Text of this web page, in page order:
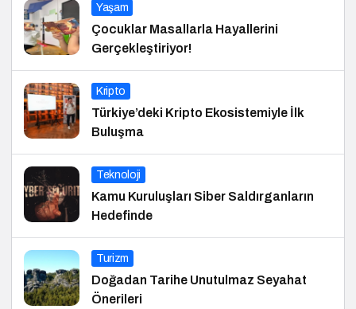
Yaşam
Çocuklar Masallarla Hayallerini
Gerçekleştiriyor!
Kripto
Türkiye’deki Kripto Ekosistemiyle İlk
Buluşma
Teknoloji
Kamu Kuruluşları Siber Saldırganların
Hedefinde
Turizm
Doğadan Tarihe Unutulmaz Seyahat
Önerileri